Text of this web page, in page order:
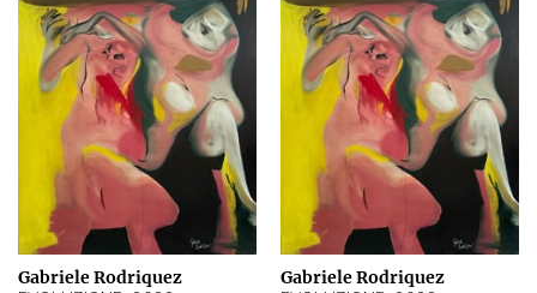
Gabriele Rodriquez Gabriele Rodriquez